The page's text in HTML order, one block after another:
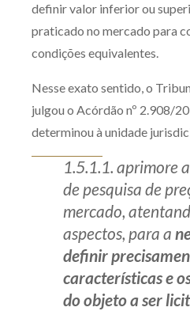
Av. Sete de
Batel Curitiba/
Telefone (41)
Whatsapp (41)
definir valor inferior ou
praticado no mercado para
condições equivalentes.
Nesse exato sentido, o
julgou o Acórdão nº 2.908/
determinou à unidade
1.5.1.1. aprimore
de pesquisa de
mercado,
aspectos, para a
definir
características e
do objeto a ser